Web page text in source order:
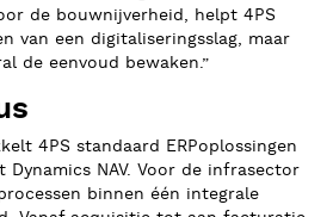
de bouwnijverheid, helpt 4PS
van een digitaliseringsslag, maar
de eenvoud bewaken.”
4PS standaard ERPoplossingen
Dynamics NAV. Voor de infrasector
binnen één integrale